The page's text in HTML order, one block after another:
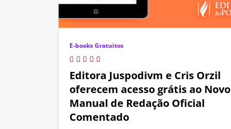
E-books Gratuitos
Editora Juspodivm e Cris Orzil
oferecem acesso grátis ao Novo
Manual de Redação Oficial
Comentado